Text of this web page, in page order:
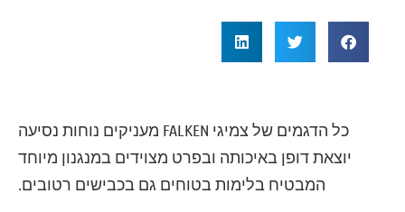
כל הדגמים של צמיגי FALKEN מעניקים נוחות נסיעה
יוצאת דופן באיכותה ובפרט מצוידים במנגנון מיוחד
המבטיח בלימות בטוחים גם בכבישים רטובים.